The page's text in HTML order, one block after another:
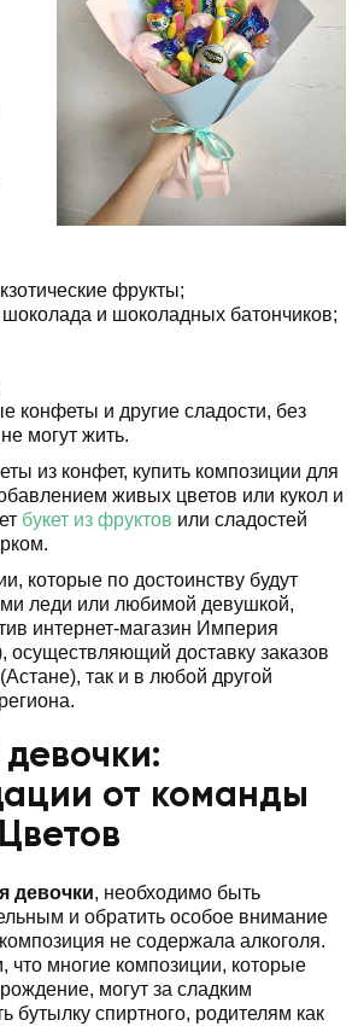
фрукты;
и шоколадных батончиков;
конфеты и другие сладости, без
могут жить.
из конфет, купить композиции для
живых цветов или кукол и
букет из фруктов или сладостей
которые по достоинству будут
леди или любимой девушкой,
интернет-магазин Империя
осуществляющий доставку заказов
так и в любой другой
девочки:
от команды
девочки, необходимо быть
и обратить особое внимание
не содержала алкоголя.
что многие композиции, которые
могут за сладким
бутылку спиртного, родителям как